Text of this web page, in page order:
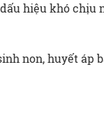
hiệu khó chịu
non, huyết áp